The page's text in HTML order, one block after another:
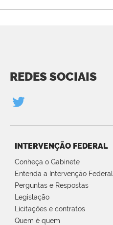
REDES SOCIAIS
INTERVENÇÃO FEDERAL
Conheça o Gabinete
Entenda a Intervenção Federal
Perguntas e Respostas
Legislação
Licitações e contratos
Quem é quem